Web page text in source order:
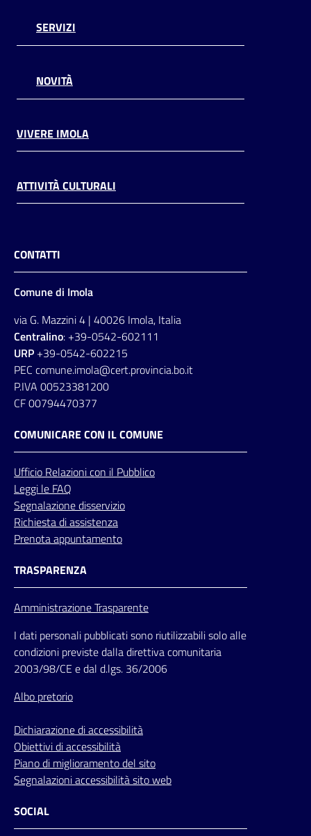
SERVIZI
NOVITÀ
VIVERE IMOLA
ATTIVITÀ CULTURALI
CONTATTI
Comune di Imola
via G. Mazzini 4 | 40026 Imola, Italia
Centralino: +39-0542-602111
URP +39-0542-602215
PEC comune.imola@cert.provincia.bo.it
P.IVA 00523381200
CF 00794470377
COMUNICARE CON IL COMUNE
Ufficio Relazionicon il Pubblico
Leggi le FAQ
Segnalazione disservizio
Richiesta di assistenza
Prenota appuntamento
TRASPARENZA
Amministrazione Trasparente
I dati personali pubblicati sono riutilizzabili solo alle
condizioni previste dalla direttiva comunitaria
2003/98/CE e dal d.lgs. 36/2006
Albo pretorio
Dichiarazione di accessibilità
Obiettivi di accessibilità
Piano di miglioramento del sito
Segnalazioni accessibilità sito web
SOCIAL